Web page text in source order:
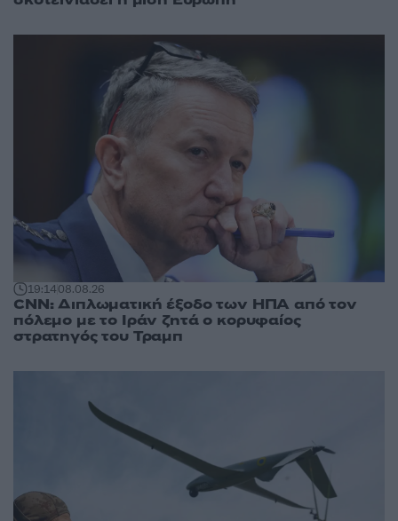
19:1408.08.26
CNN: Διπλωματική έξοδο των ΗΠΑ από τον
πόλεμο με το Ιράν ζητά ο κορυφαίος
στρατηγός του Τραμπ